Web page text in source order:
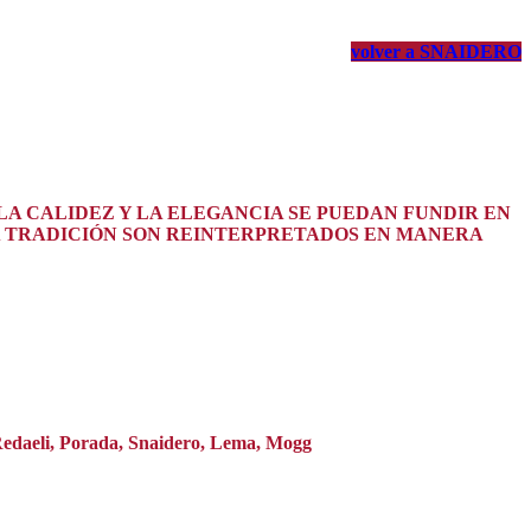
volver a SNAIDERO
CALIDEZ Y LA ELEGANCIA SE PUEDAN FUNDIR EN
SON REINTERPRETADOS EN MANERA
Porada, Snaidero, Lema, Mogg